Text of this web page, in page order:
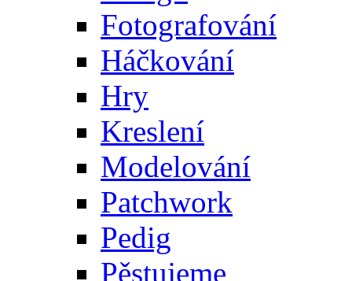
Fotografování
Háčkování
Hry
Kreslení
Modelování
Patchwork
Pedig
Pěstujeme